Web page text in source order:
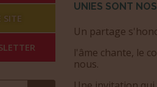
UNIES SONT
Un partage
l'âme chante, le
nous.
SITE